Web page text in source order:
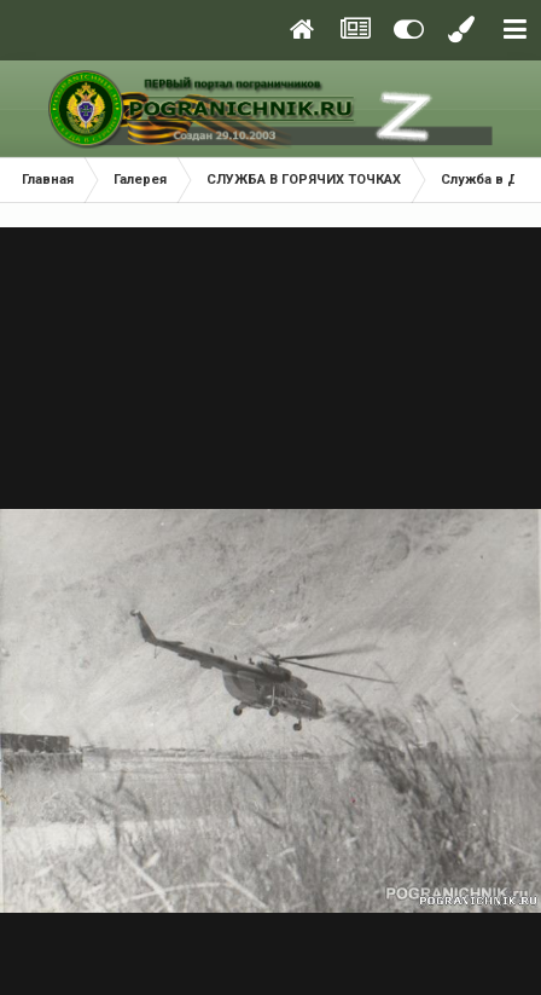
Главная Галерея СЛУЖБА В ГОРЯЧИХ ТОЧКАХ Служба в ДРА